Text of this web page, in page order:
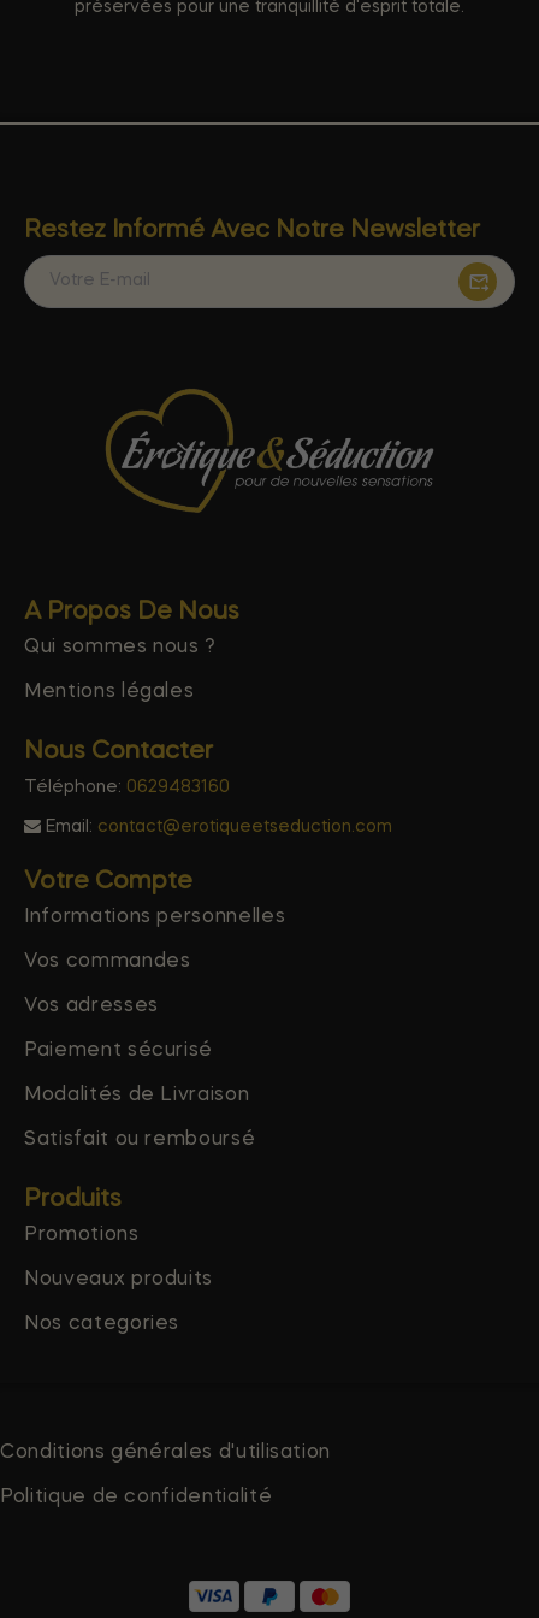
préservées pour une tranquillité d'esprit totale.
Restez Informé Avec Notre Newsletter
A Propos De Nous
Qui sommes nous ?
Mentions légales
Nous Contacter
Téléphone: 0629483160
Email: contact@erotiqueetseduction.com
Votre Compte
Informations personnelles
Vos commandes
Vos adresses
Paiement sécurisé
Modalités de Livraison
Satisfait ou remboursé
Produits
Promotions
Nouveaux produits
Nos categories
Conditions générales d'utilisation
Politique de confidentialité